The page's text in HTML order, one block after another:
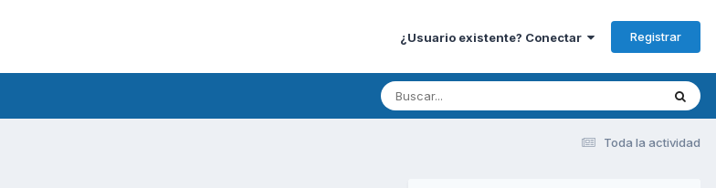
¿Usuario existente? Conectar Registrar
Toda la actividad